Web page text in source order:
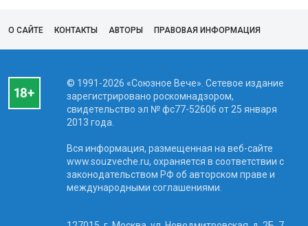
О САЙТЕ КОНТАКТЫ АВТОРЫ ПРАВОВАЯ ИНФОРМАЦИЯ
© 1991-2026 «Союзное Вече». Сетевое издание
зарегистрировано роскомнадзором,
свидетельство эл № фc77-52606 от 25 января
2013 года.
Вся информация, размещенная на веб-сайте
www.souzveche.ru, охраняется в соответствии с
законодательством РФ об авторском праве и
международными соглашениями.